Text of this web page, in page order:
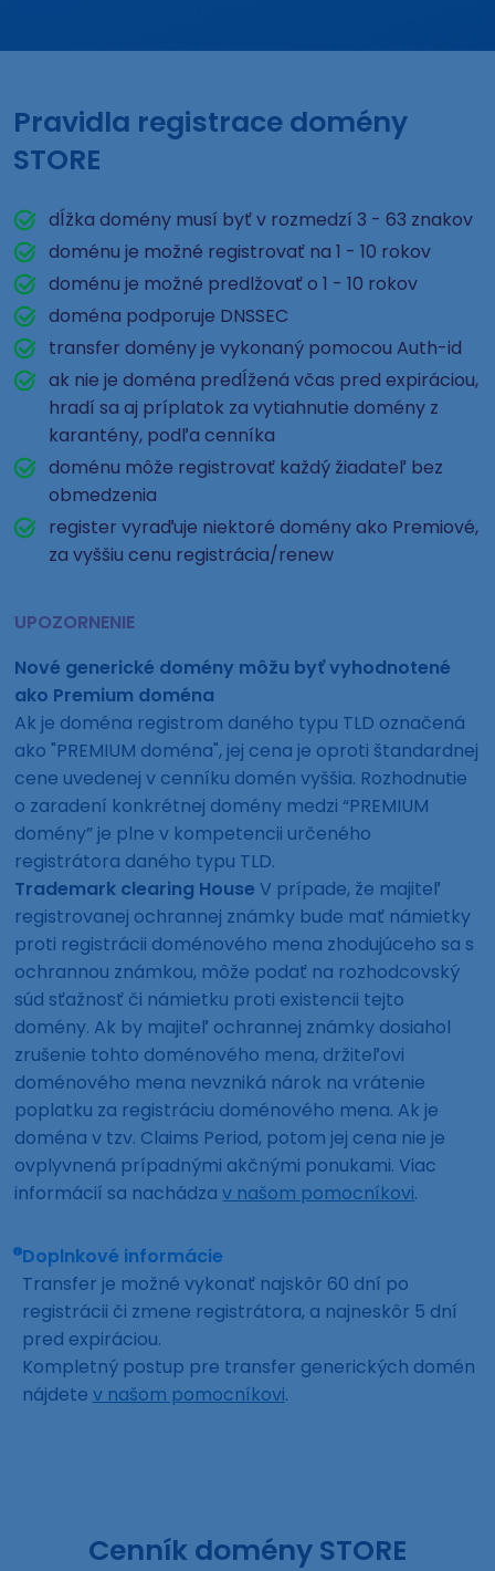
Pravidla registrace domény
STORE
dĺžka domény musí byť v rozmedzí 3 - 63 znakov
doménu je možné registrovať na 1 - 10 rokov
doménu je možné predlžovať o 1 - 10 rokov
doména podporuje DNSSEC
transfer domény je vykonaný pomocou Auth-id
ak nie je doména predĺžená včas pred expiráciou,
hradí sa aj príplatok za vytiahnutie domény z
karantény, podľa cenníka
doménu môže registrovať každý žiadateľ bez
obmedzenia
register vyraďuje niektoré domény ako Premiové,
za vyššiu cenu registrácia/renew
UPOZORNENIE
Nové generické domény môžu byť vyhodnotené
ako Premium doména
Ak je doména registrom daného typu TLD označená
ako "PREMIUM doména", jej cena je oproti štandardnej
cene uvedenej v cenníku domén vyššia. Rozhodnutie
o zaradení konkrétnej domény medzi “PREMIUM
domény” je plne v kompetencii určeného
registrátora daného typu TLD.
Trademark clearing House V prípade, že majiteľ
registrovanej ochrannej známky bude mať námietky
proti registrácii doménového mena zhodujúceho sa s
ochrannou známkou, môže podať na rozhodcovský
súd sťažnosť či námietku proti existencii tejto
domény. Ak by majiteľ ochrannej známky dosiahol
zrušenie tohto doménového mena, držiteľovi
doménového mena nevzniká nárok na vrátenie
poplatku za registráciu doménového mena. Ak je
doména v tzv. Claims Period, potom jej cena nie je
ovplyvnená prípadnými akčnými ponukami. Viac
informácií sa nachádzav našom pomocníkovi.
Doplnkové informácie
Transfer je možné vykonať najskôr 60 dní po
registrácii či zmene registrátora, a najneskôr 5 dní
pred expiráciou.
Kompletný postup pre transfer generických domén
nájdete v našom pomocníkovi.
Cenník domény STORE